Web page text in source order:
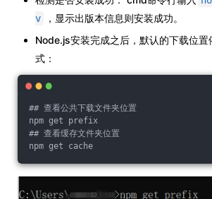
v
，显示出版本信息则安装成功。
Node.js安装完成之后，默认的下载位置
式：
## 查看公共下载文件夹位置
npm get prefix
## 查看缓存文件夹位置